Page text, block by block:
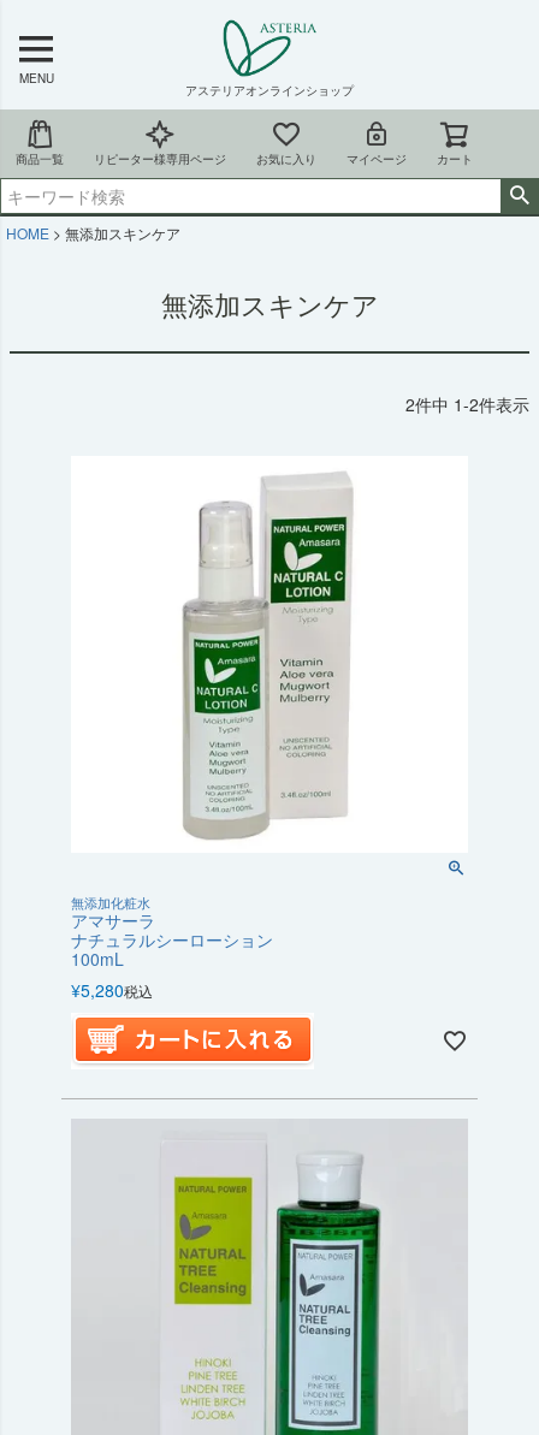
MENU
アステリアオンラインショップ
商品一覧 リピーター様専用ページ お気に入り マイページ カート
HOME 無添加スキンケア
無添加スキンケア
2件中 1-2件表示
無添加化粧水
アマサーラ
ナチュラルシーローション
100mL
¥5,280税込